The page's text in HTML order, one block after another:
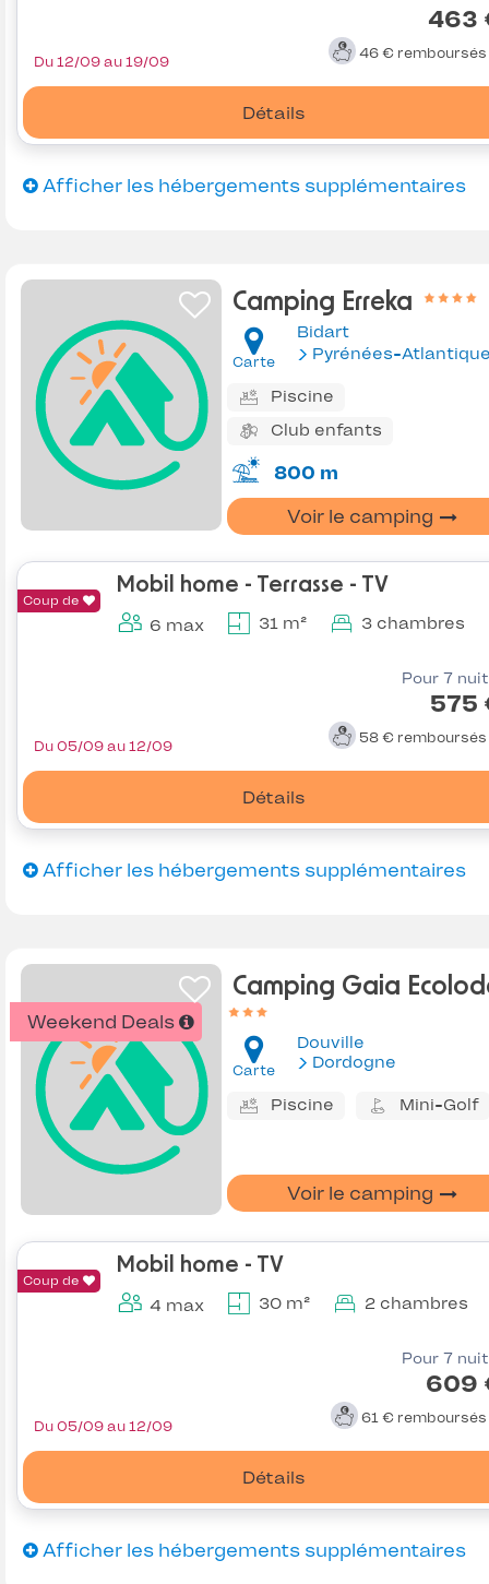
463
46 € remboursés
Détails
Du 12/09 au 19/09
Afficher les hébergements supplémentaires
Camping Erreka
Carte
Bidart
Pyrénées-
Piscine
Club enfants
800 m
Voir le camping
Coup de
Mobil home - Terrasse - TV
6 max 31 m² 3 chambres
Pour 7
575
58 € remboursés
Détails
Du 05/09 au 12/09
Afficher les hébergements supplémentaires
Weekend Deals
Camping Gaia
Carte
Douville
Dordogne
Piscine Mini-Golf
Voir le camping
Coup de
Mobil home - TV
4 max 30 m² 2 chambres
Pour 7
609
61 € remboursés
Détails
Du 05/09 au 12/09
Afficher les hébergements supplémentaires